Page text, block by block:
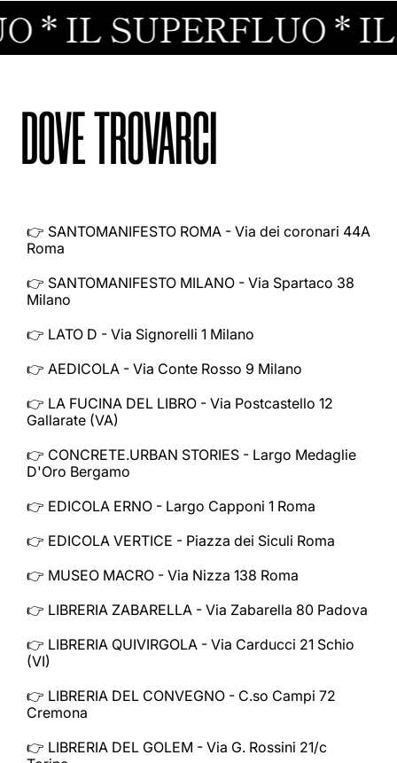
*IL SUPERFLUO *IL
👉 SANTOMANIFESTO ROMA - Via dei coronari 44A
Roma
👉 SANTOMANIFESTO MILANO - Via Spartaco 38
Milano
👉 LATO D - Via Signorelli 1 Milano
👉 AEDICOLA - Via Conte Rosso 9 Milano
👉 LA FUCINA DEL LIBRO - Via Postcastello 12
Gallarate (VA)
👉 CONCRETE.URBAN STORIES - Largo Medaglie
D'Oro Bergamo
👉 EDICOLA ERNO - Largo Capponi 1 Roma
👉 EDICOLA VERTICE - Piazza dei Siculi Roma
👉 MUSEO MACRO - Via Nizza 138 Roma
👉 LIBRERIA ZABARELLA - Via Zabarella 80 Padova
👉 LIBRERIA QUIVIRGOLA - Via Carducci 21 Schio
(VI)
👉 LIBRERIA DEL CONVEGNO - C.so Campi 72
Cremona
👉 LIBRERIA DEL GOLEM - Via G. Rossini 21/c